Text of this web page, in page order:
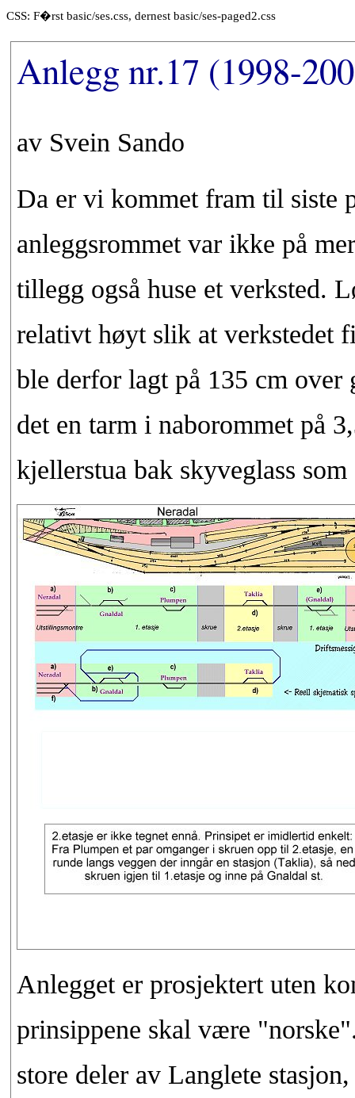
CSS: F�rst basic/ses.css, dernest basic/ses-paged2.css
Anlegg nr.17 (1998-
av Svein Sando
Da er vi kommet fram til siste
anleggsrommet var ikke på
tillegg også huse et verksted.
relativt høyt slik at verkstedet
ble derfor lagt på 135 cm
det en tarm i naborommet på
kjellerstua bak skyveglass
Anlegget er prosjektert uten
prinsippene skal være
store deler av Langlete